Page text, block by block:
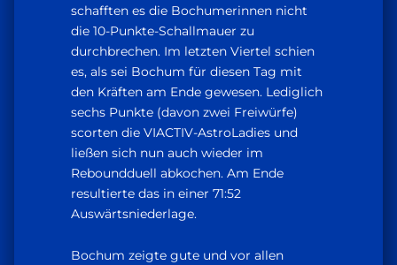
schafften es die Bochumerinnen nicht
die 10-Punkte-Schallmauer zu
durchbrechen. Im letzten Viertel schien
es, als sei Bochum für diesen Tag mit
den Kräften am Ende gewesen. Lediglich
sechs Punkte (davon zwei Freiwürfe)
scorten die VIACTIV-AstroLadies und
ließen sich nun auch wieder im
Reboundduell abkochen. Am Ende
resultierte das in einer 71:52
Auswärtsniederlage.
Bochum zeigte gute und vor allen